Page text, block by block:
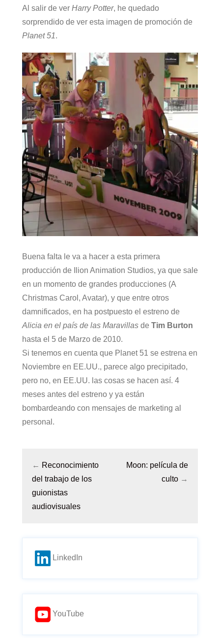
Al salir de ver Harry Potter, he quedado
sorprendido de ver esta imagen de promoción de
Planet 51.
Buena falta le va a hacer a esta primera
producción de Ilion Animation Studios, ya que sale
en un momento de grandes producciones (A
Christmas Carol, Avatar), y que entre otros
damnificados, en ha postpuesto el estreno de
Alicia en el país de las Maravillas de Tim Burton
hasta el 5 de Marzo de 2010.
Si tenemos en cuenta que Planet 51 se estrena en
Noviembre en EE.UU., parece algo precipitado,
pero no, en EE.UU. las cosas se hacen así. 4
meses antes del estreno y ya están
bombardeando con mensajes de marketing al
personal.
← Reconocimiento
del trabajo de los
guionistas
audiovisuales
Moon: película de
culto →
LinkedIn
YouTube